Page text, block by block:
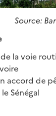
Source:
la voie
accord de
Sénégal